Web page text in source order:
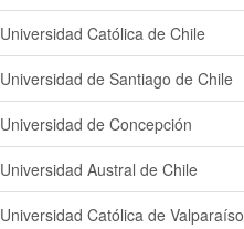
Universidad Católica de Chile
Universidad de Santiago de Chile
Universidad de Concepción
Universidad Austral de Chile
Universidad Católica de Valparaíso